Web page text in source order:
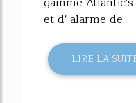
et d' alarme de...
LIRE LA